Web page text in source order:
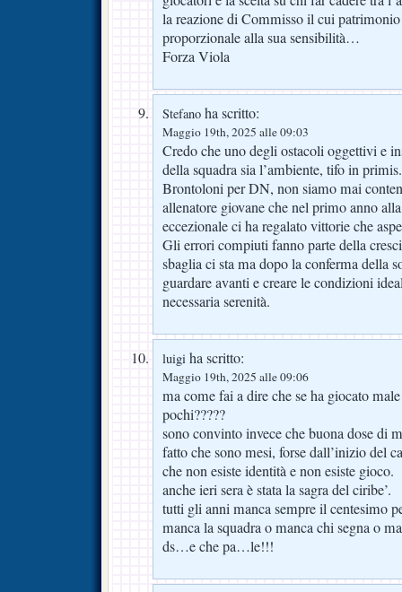
la reazione di Commisso il cui patrimonio
proporzionale alla sua sensibilità…
Forza Viola
Stefano ha scritto:
Maggio 19th, 2025 alle 09:03
Credo che uno degli ostacoli oggettivi e
della squadra sia l’ambiente, tifo in primis.
Brontoloni per DN, non siamo mai
allenatore giovane che nel primo anno
eccezionale ci ha regalato vittorie che
Gli errori compiuti fanno parte della
sbaglia ci sta ma dopo la conferma della
guardare avanti e creare le condizioni
necessaria serenità.
luigi ha scritto:
Maggio 19th, 2025 alle 09:06
ma come fai a dire che se ha giocato
pochi?????
sono convinto invece che buona dose di
fatto che sono mesi, forse dall’inizio del
che non esiste identità e non esiste gioco.
anche ieri sera è stata la sagra del ciribe’.
tutti gli anni manca sempre il centesimo
manca la squadra o manca chi segna o
ds…e che pa…le!!!